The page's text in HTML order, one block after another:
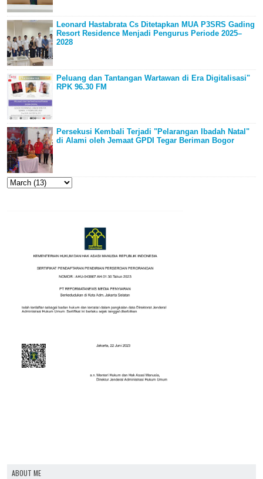
Leonard Hastabrata Cs Ditetapkan MUA P3SRS Gading
Resort Residence Menjadi Pengurus Periode 2025–
2028
Peluang dan Tantangan Wartawan di Era Digitalisasi"
RPK 96.30 FM
Persekusi Kembali Terjadi "Pelarangan Ibadah Natal"
di Alami oleh Jemaat GPDI Tegar Beriman Bogor
ABOUT ME